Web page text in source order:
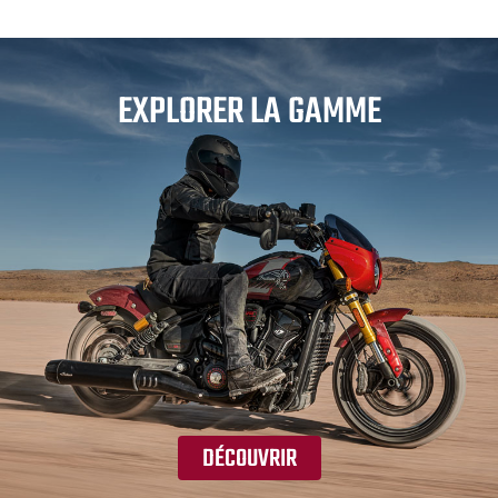
EXPLORER LA GAMME
DÉCOUVRIR